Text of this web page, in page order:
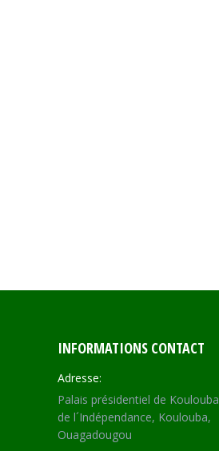
INFORMATIONS CONTACT
Adresse:
Palais présidentiel de
de l´Indépendance, Koulouba,
Ouagadougou